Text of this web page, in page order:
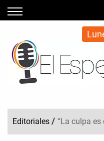
Editoriales / “La culpa